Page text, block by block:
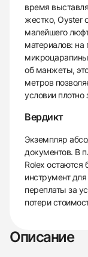
время
жестко, Oyster
малейшего
материалов: на
об манжеты,
метров
условии плотно
Вердикт
Экземпляр
документов. В
Rolex
инструмент
переплаты за
потери
Описание